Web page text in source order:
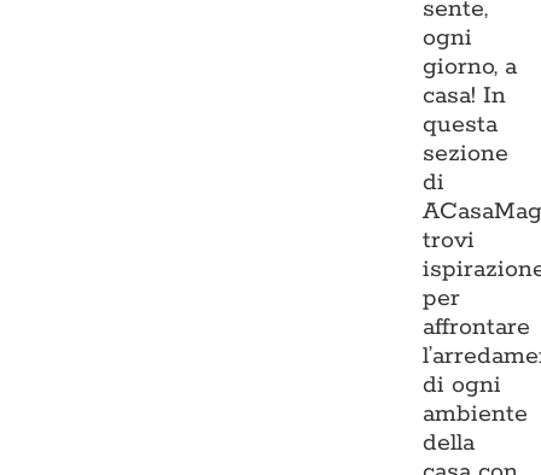
sente,
ogni
giorno, a
casa! In
questa
sezione
di
trovi
per
affrontare
di ogni
ambiente
della